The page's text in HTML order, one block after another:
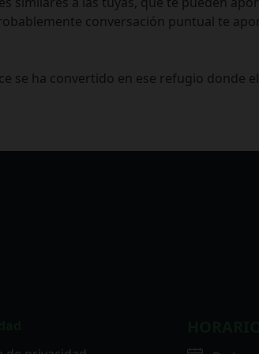
conversación puntual te
se ha convertido en ese refugio donde